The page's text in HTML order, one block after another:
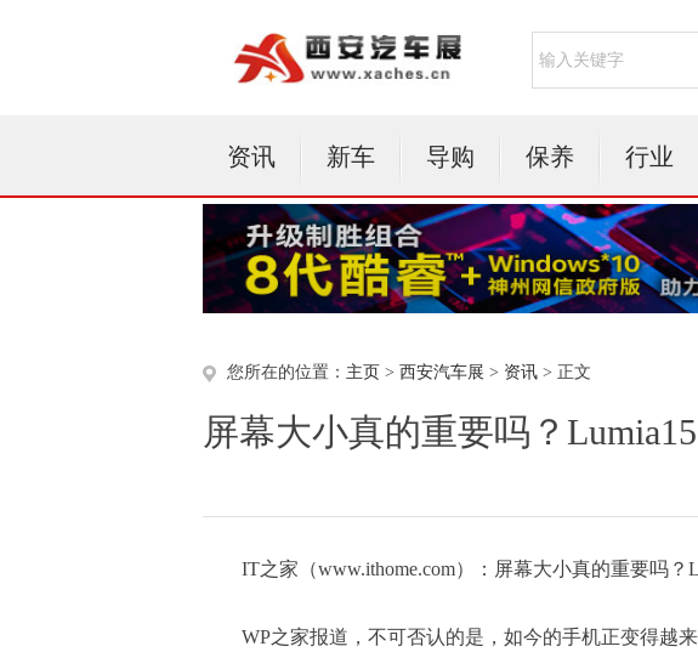
资讯 新车 导购 保养 行业
您所在的位置： 主页 > 西安汽车展 > 资讯 > 正文
屏幕大小真的重要吗？
IT之家（www.ithome.com）：屏幕大小真的重要吗？
WP之家报道，不可否认的是，如今的手机正变得越